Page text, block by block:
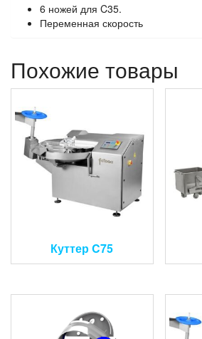
6 ножей для C35.
Переменная скорость
Похожие товары
Куттер C75